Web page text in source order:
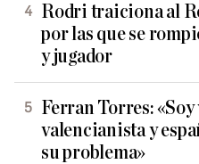
Rodri traiciona al
por las que se
y jugador
Ferran Torres:
valencianista y
su problema»